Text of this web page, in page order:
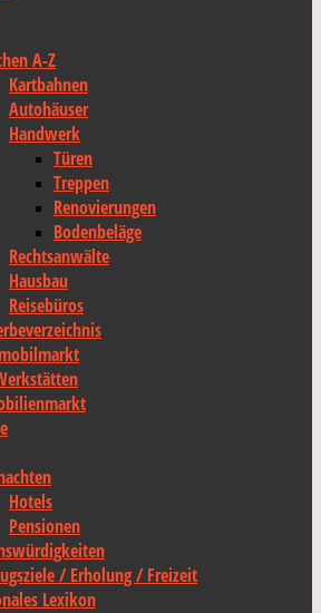
A-Z
Kartbahnen
Autohäuser
Handwerk
Türen
Treppen
Renovierungen
Bodenbeläge
Rechtsanwälte
Hausbau
Reisebüros
Hotels
Pensionen
/ Erholung / Freizeit
Lexikon